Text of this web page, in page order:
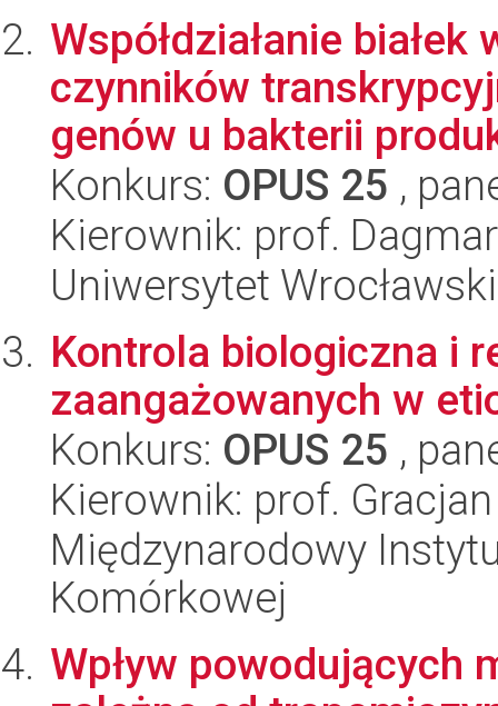
Współdziałanie
czynników
genów u bakterii
Konkurs: OPUS 25 ,
Kierownik: prof.
Uniwersytet
Kontrola biologiczna i
zaangażowanych w
Konkurs: OPUS 25 ,
Kierownik: prof.
Międzynarodowy
Komórkowej
Wpływ powodujących